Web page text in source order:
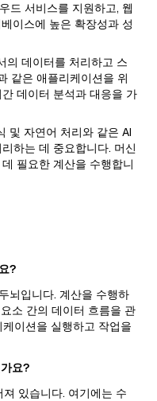
드 서비스를 지원하고, 웹
이스에 높은 확장성과 성
의 데이터를 처리하고 스
같은 애플리케이션을 위
데이터 분석과 대응을 가
및 자연어 처리와 같은 AI
하는 데 중요합니다. 머신
필요한 계산을 수행합니
?
뇌입니다. 계산을 수행하
소 간의 데이터 흐름을 관
이션을 실행하고 작업을
요?
있습니다. 여기에는 수